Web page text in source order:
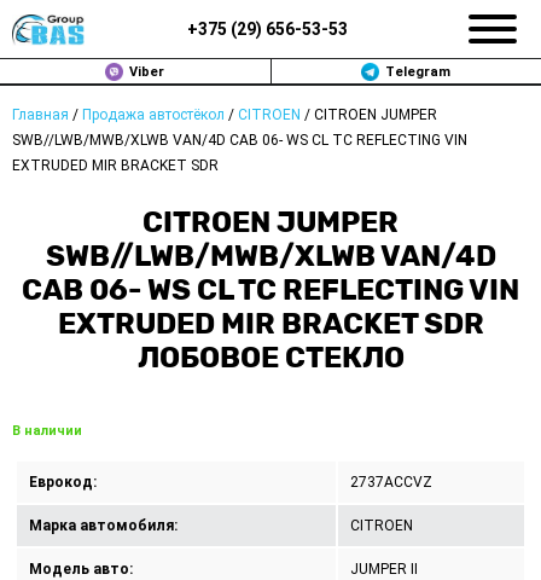
+375 (29) 656-53-53
Viber Telegram
Главная / Продажа автостёкол / CITROEN / CITROEN JUMPER
SWB//LWB/MWB/XLWB VAN/4D CAB 06- WS CL TC REFLECTING VIN
EXTRUDED MIR BRACKET SDR
CITROEN JUMPER
SWB//LWB/MWB/XLWB VAN/4D
CAB 06- WS CL TC REFLECTING VIN
EXTRUDED MIR BRACKET SDR
ЛОБОВОЕ СТЕКЛО
В наличии
Еврокод: 2737ACCVZ
Марка автомобиля: CITROEN
Модель авто: JUMPER II
ЗАМЕНА АВТОСТЕКОЛ В МИНСКЕ
ДОП. УСЛУГИ
ВОПРОС-ОТВЕТ